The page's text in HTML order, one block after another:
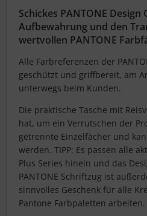
Schickes PANTONE Design
Aufbewahrung und den
wertvollen PANTONE
Alle Farbreferenzen der
geschützt und griffbereit, am
unterwegs beim Kunden.
Die praktische Tasche mit
hat, um ein Verrutschen der
getrennte Einzelfächer und
werden. TIPP: Es passen alle
Plus Series hinein und das
PANTONE Schriftzug ist
sinnvolles Geschenk für alle
Pantone Farbpaletten arbeiten.